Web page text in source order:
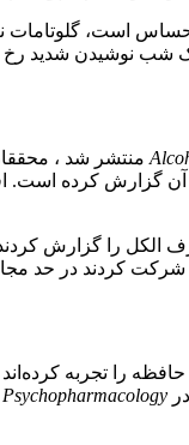
است، گلوتامات
شب نوشیدن شدید
منتشر شد ،
را گزارش کردند
شرکت کردند در حد
Psychopharmacology